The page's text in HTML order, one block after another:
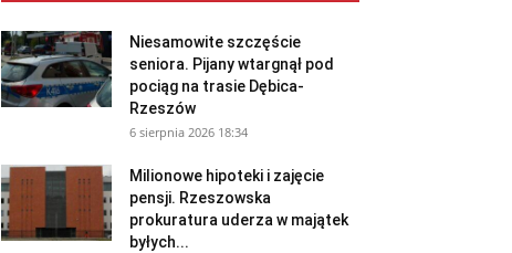
Niesamowite szczęście
seniora. Pijany wtargnął pod
pociąg na trasie Dębica-
Rzeszów
6 sierpnia 2026 18:34
Milionowe hipoteki i zajęcie
pensji. Rzeszowska
prokuratura uderza w majątek
byłych...